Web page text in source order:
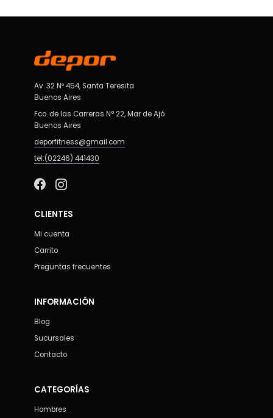
Av. 32 Nº 454, Santa Teresita
Buenos Aires
Fco. de las Carreras N° 22, Mar de Ajó
Buenos Aires
deporfitness@gmail.com
tel:(02246) 441430
CLIENTES
Mi cuenta
Carrito
Preguntas frecuentes
INFORMACIÓN
Blog
Sucursales
Contacto
CATEGORÍAS
Hombres